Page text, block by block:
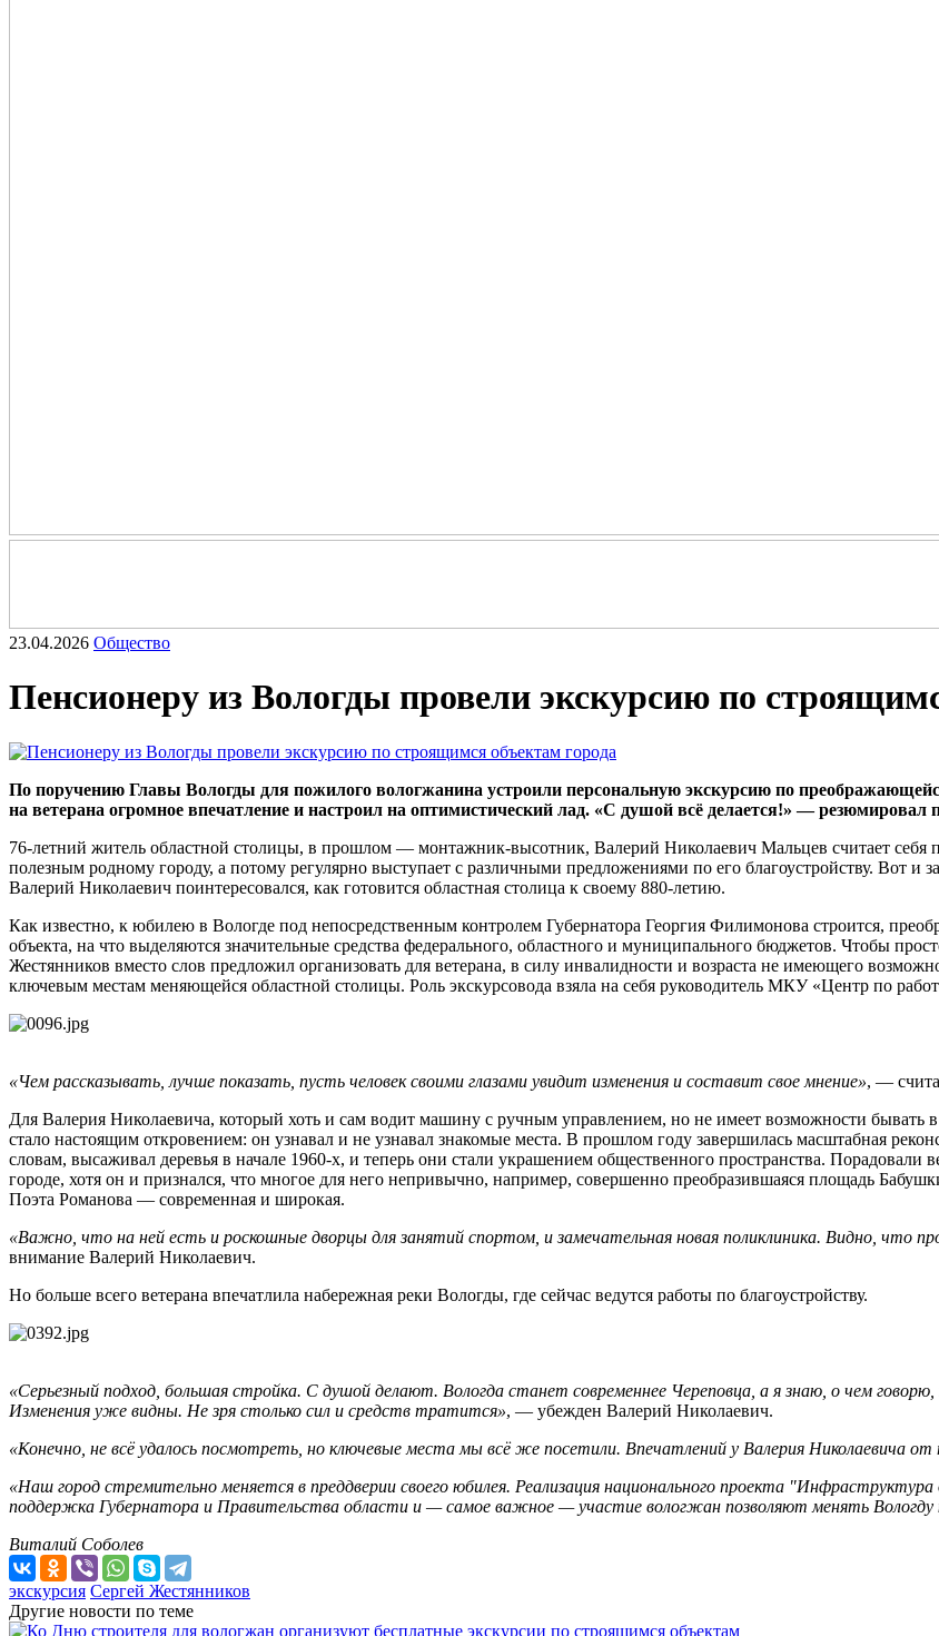
23.04.2026 Общество
Пенсионеру из Вологды провели экскурсию по
По поручению Главы Вологды для пожилого вологжанина устроили персональную экскурсию по
на ветерана огромное впечатление и настроил на оптимистический лад. «С душой всё делается!» — резюмировал
76-летний житель областной столицы, в прошлом — монтажник-высотник, Валерий Николаевич Мальцев считает себя
полезным родному городу, а потому регулярно выступает с различными предложениями по его благоустройству. Вот
Валерий Николаевич поинтересовался, как готовится областная столица к своему 880-летию.
Как известно, к юбилею в Вологде под непосредственным контролем Губернатора Георгия Филимонова строится,
объекта, на что выделяются значительные средства федерального, областного и муниципального бюджетов. Чтобы
Жестянников вместо слов предложил организовать для ветерана, в силу инвалидности и возраста не имеющего
ключевым местам меняющейся областной столицы. Роль экскурсовода взяла на себя руководитель МКУ «Центр по
«Чем рассказывать, лучше показать, пусть человек своими глазами увидит изменения и составит свое мнение», —
Для Валерия Николаевича, который хоть и сам водит машину с ручным управлением, но не имеет возможности бывать
стало настоящим откровением: он узнавал и не узнавал знакомые места. В прошлом году завершилась масштабная
словам, высаживал деревья в начале 1960-х, и теперь они стали украшением общественного пространства. Порадовали
городе, хотя он и признался, что многое для него непривычно, например, совершенно преобразившаяся площадь
Поэта Романова — современная и широкая.
«Важно, что на ней есть и роскошные дворцы для занятий спортом, и замечательная новая поликлиника. Видно, что
внимание Валерий Николаевич.
Но больше всего ветерана впечатлила набережная реки Вологды, где сейчас ведутся работы по благоустройству.
«Серьезный подход, большая стройка. С душой делают. Вологда станет современнее Череповца, а я знаю, о чем
Изменения уже видны. Не зря столько сил и средств тратится», — убежден Валерий Николаевич.
«Конечно, не всё удалось посмотреть, но ключевые места мы всё же посетили. Впечатлений у Валерия Николаевича от
«Наш город стремительно меняется в преддверии своего юбилея. Реализация национального проекта
поддержка Губернатора и Правительства области и — самое важное — участие вологжан позволяют менять Вологду
Виталий Соболев
экскурсия Сергей Жестянников
Другие новости по теме